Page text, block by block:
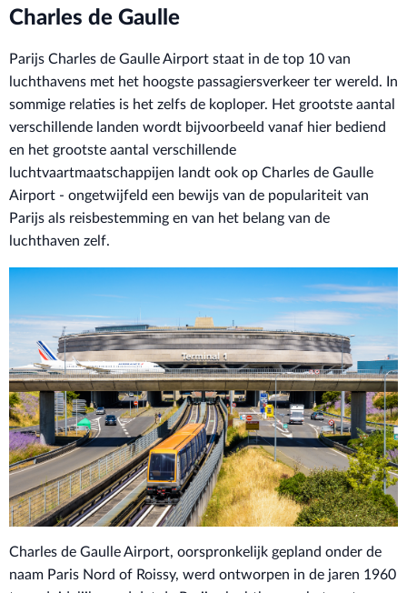
Charles de Gaulle
Parijs Charles de Gaulle Airport staat in de top 10 van
luchthavens met het hoogste passagiersverkeer ter wereld. In
sommige relaties is het zelfs de koploper. Het grootste aantal
verschillende landen wordt bijvoorbeeld vanaf hier bediend
en het grootste aantal verschillende
luchtvaartmaatschappijen landt ook op Charles de Gaulle
Airport - ongetwijfeld een bewijs van de populariteit van
Parijs als reisbestemming en van het belang van de
luchthaven zelf.
Charles de Gaulle Airport, oorspronkelijk gepland onder de
naam Paris Nord of Roissy, werd ontworpen in de jaren 1960